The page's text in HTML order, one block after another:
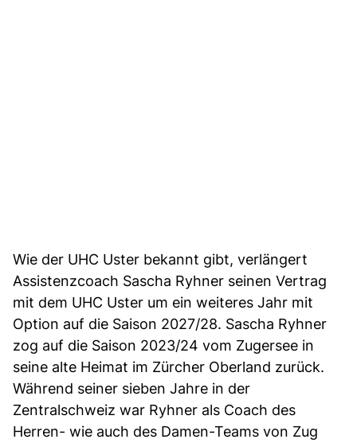
Wie der UHC Uster bekannt gibt, verlängert
Assistenzcoach Sascha Ryhner seinen Vertrag
mit dem UHC Uster um ein weiteres Jahr mit
Option auf die Saison 2027/28. Sascha Ryhner
zog auf die Saison 2023/24 vom Zugersee in
seine alte Heimat im Zürcher Oberland zurück.
Während seiner sieben Jahre in der
Zentralschweiz war Ryhner als Coach des
Herren- wie auch des Damen-Teams von Zug